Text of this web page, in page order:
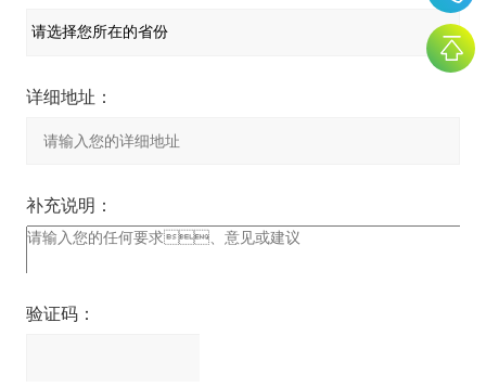
详细地址：
补充说明：
验证码：